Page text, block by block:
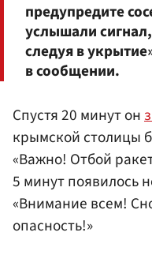
предупредите
услышали
следуя в
в сообщении.
Спустя 20 минут он
крымской столицы
«Важно! Отбой
5 минут появилось
«Внимание всем!
опасность!»